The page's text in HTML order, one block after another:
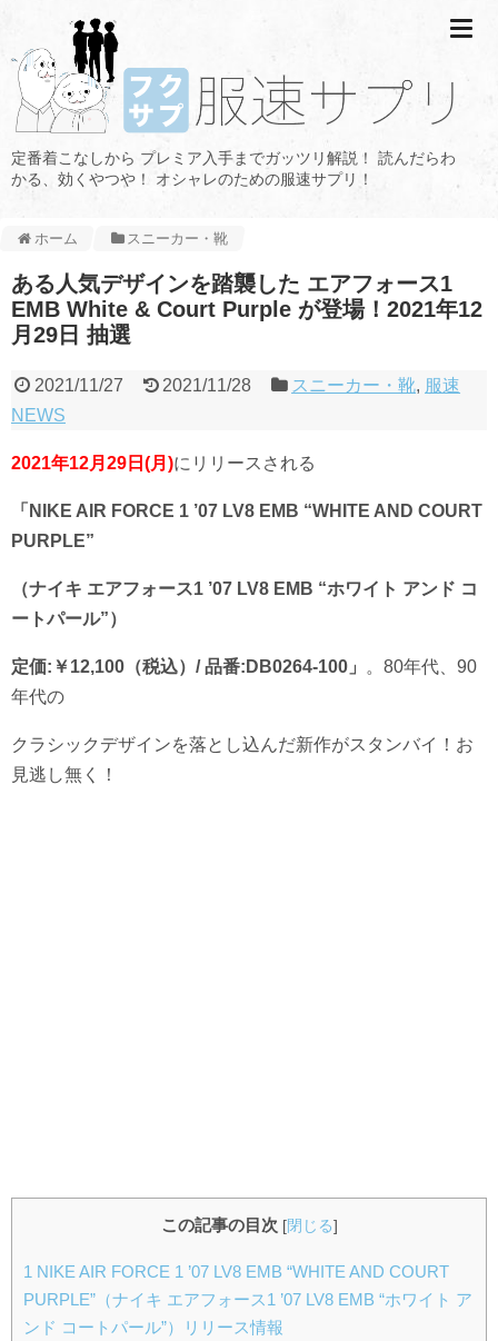
定番着こなしから プレミア入手までガッツリ解説！ 読んだらわ
かる、効くやつや！ オシャレのための服速サプリ！
ホーム スニーカー・靴
ある人気デザインを踏襲した エアフォース1
EMB White & Court Purple が登場！2021年12
月29日 抽選
2021/11/27 2021/11/28 スニーカー・靴, 服速
NEWS
2021年12月29日(月)にリリースされる
「NIKE AIR FORCE 1 ’07 LV8 EMB “WHITE AND COURT
PURPLE”
（ナイキ エアフォース1 ’07 LV8 EMB “ホワイト アンド コ
ートパール”）
定価:￥12,100（税込）/ 品番:DB0264-100」
。80年代、90
年代の
クラシックデザインを落とし込んだ新作がスタンバイ！お
見逃し無く！
この記事の目次 [閉じる]
1 NIKE AIR FORCE 1 ’07 LV8 EMB “WHITE AND COURT
PURPLE”（ナイキ エアフォース1 ’07 LV8 EMB “ホワイト ア
ンド コートパール”）リリース情報